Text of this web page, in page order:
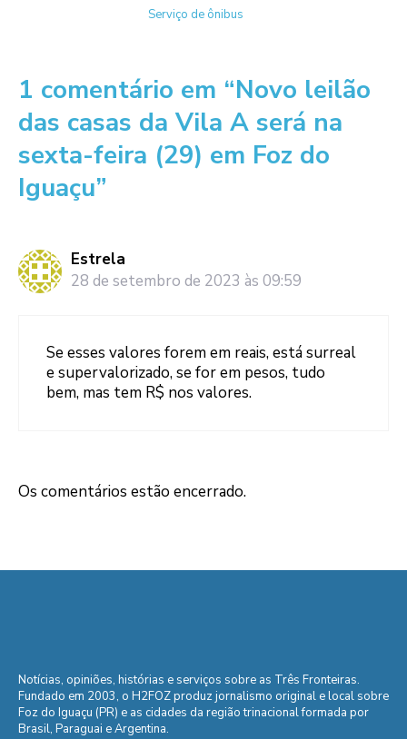
Serviço de ônibus
1 comentário em “Novo leilão
das casas da Vila A será na
sexta-feira (29) em Foz do
Iguaçu”
Estrela
28 de setembro de 2023 às 09:59
Se esses valores forem em reais, está surreal
e supervalorizado, se for em pesos, tudo
bem, mas tem R$ nos valores.
Os comentários estão encerrado.
Notícias, opiniões, histórias e serviços sobre as Três Fronteiras.
Fundado em 2003, o H2FOZ produz jornalismo original e local sobre
Foz do Iguaçu (PR) e as cidades da região trinacional formada por
Brasil, Paraguai e Argentina.